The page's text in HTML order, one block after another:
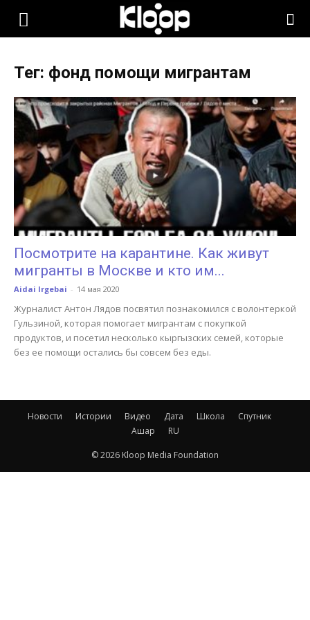
KLOOP.KG
Новости
Кыргызстана
Тег: фонд помощи мигрантам
Посмотрите на карантине. Как живут
мигранты в Москве и кто им...
Aidai Irgebai - 14 мая 2020
Журналист Антон Лядов посвятил познакомился с волонтеркой
Гульзиной, которая помогает мигрантам с покупкой
продуктов, и посетил несколько кыргызских семей, которые
без ее помощи остались бы совсем без еды.
Новости Истории Видео Дата Школа
Спутник
Ашар
RU
© 2026 Kloop Media Foundation